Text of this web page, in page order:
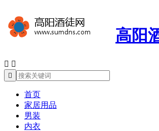
高阳
 

首页
家居用品
男装
内衣